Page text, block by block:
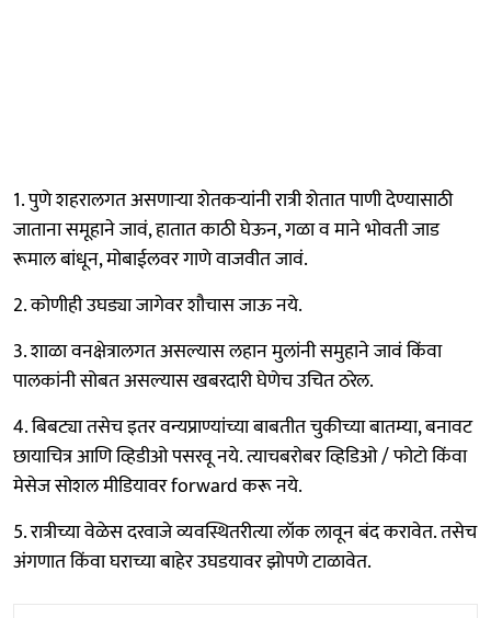
1. पुणे शहरालगत असणाऱ्या शेतकऱ्यांनी रात्री शेतात पाणी देण्यासाठी
जाताना समूहाने जावं, हातात काठी घेऊन, गळा व माने भोवती जाड
रूमाल बांधून, मोबाईलवर गाणे वाजवीत जावं.
2. कोणीही उघड्या जागेवर शौचास जाऊ नये.
3. शाळा वनक्षेत्रालगत असल्यास लहान मुलांनी समुहाने जावं किंवा
पालकांनी सोबत असल्यास खबरदारी घेणेच उचित ठरेल.
4. बिबट्या तसेच इतर वन्यप्राण्यांच्या बाबतीत चुकीच्या बातम्या, बनावट
छायाचित्र आणि व्हिडीओ पसरवू नये. त्याचबरोबर व्हिडिओ / फोटो किंवा
मेसेज सोशल मीडियावर forward करू नये.
5. रात्रीच्या वेळेस दरवाजे व्यवस्थितरीत्या लॉक लावून बंद करावेत. तसेच
अंगणात किंवा घराच्या बाहेर उघडयावर झोपणे टाळावेत.